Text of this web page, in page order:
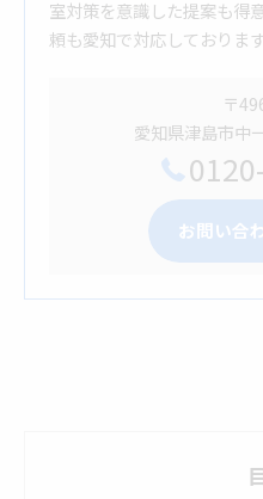
室対策を意識した提案も得
頼も愛知で対応しております
〒
愛知県津島市中
お問い合